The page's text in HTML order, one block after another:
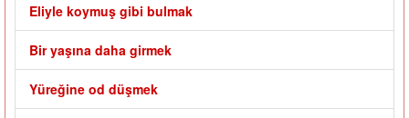
Eliyle koymuş gibi bulmak
Bir yaşına daha girmek
Yüreğine od düşmek